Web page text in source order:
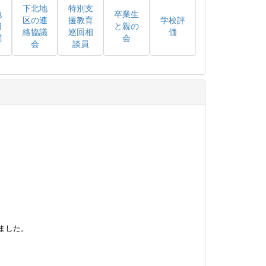
下北地
区の連
絡協議
会
特別支
援教育
巡回相
談員
卒業生
と親の
会
学校評
価
た。